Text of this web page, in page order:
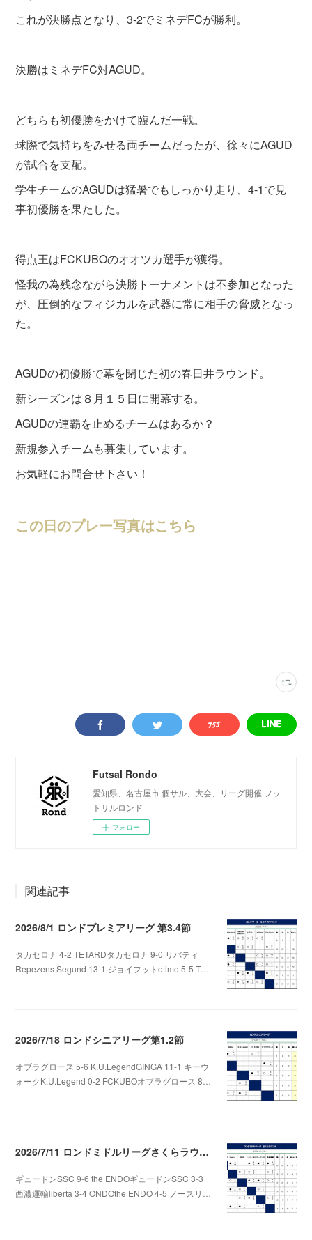
これが決勝点となり、3-2でミネデFCが勝利。
決勝はミネデFC対AGUD。
どちらも初優勝をかけて臨んだ一戦。
球際で気持ちをみせる両チームだったが、徐々にAGUD
が試合を支配。
学生チームのAGUDは猛暑でもしっかり走り、4-1で見
事初優勝を果たした。
得点王はFCKUBOのオオツカ選手が獲得。
怪我の為残念ながら決勝トーナメントは不参加となった
が、圧倒的なフィジカルを武器に常に相手の脅威となっ
た。
AGUDの初優勝で幕を閉じた初の春日井ラウンド。
新シーズンは８月１５日に開幕する。
AGUDの連覇を止めるチームはあるか？
新規参入チームも募集しています。
お気軽にお問合せ下さい！
この日のプレー写真はこちら
Futsal Rondo
愛知県、名古屋市 個サル、大会、リーグ開催 フッ
トサルロンド
フォロー
関連記事
2026/8/1 ロンドプレミアリーグ 第3.4節
タカセロナ 4-2 TETARDタカセロナ 9-0 リバティ
Repezens Segund 13-1 ジョイフットotimo 5-5 T…
2026/7/18 ロンドシニアリーグ第1.2節
オブラグロース 5-6 K.U.LegendGINGA 11-1 キーウ
ォークK.U.Legend 0-2 FCKUBOオブラグロース 8…
2026/7/11 ロンドミドルリーグさくらラウンド第3.4節
ギュードンSSC 9-6 the ENDOギュードンSSC 3-3
西濃運輸liberta 3-4 ONDOthe ENDO 4-5 ノースリ…